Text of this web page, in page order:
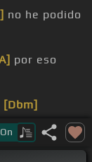
no he podido
por eso
[Dbm]
el diario[B]
On